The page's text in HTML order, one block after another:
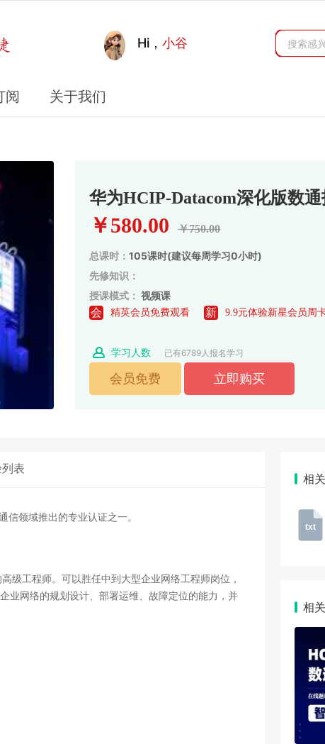
Hi， 小谷
阅 关于我们
华为HCIP-Datacom深化版数
￥580.00 ￥750.00
总课时： 105课时(建议每周学习0小时)
先修知识：
授课模式： 视频课
会
精英会员免费观看 新 9.9元体验新星会员周
学习人数 已有6789人报名学习
表
领域推出的专业认证之一。
级工程师。可以胜任中到大型企业网络工程师岗位，
业网络的规划设计、部署运维、故障定位的能力，并
相
txt
相